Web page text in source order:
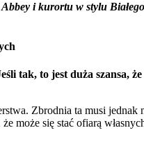
i kurortu w stylu
tak, to jest duża szansa,
Zbrodnia ta musi jednak
może się stać ofiarą